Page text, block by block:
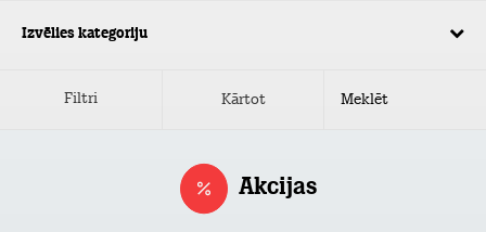
Izvēlies kategoriju
Filtri Kārtot
Akcijas